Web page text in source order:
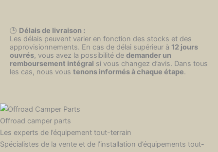
🕒 Délais de livraison :
Les délais peuvent varier en fonction des stocks et des
approvisionnements. En cas de délai supérieur à 12 jours
ouvrés, vous avez la possibilité de demander un
remboursement intégral si vous changez d’avis. Dans tous
les cas, nous vous tenons informés à chaque étape.
Offroad camper parts
Les experts de l’équipement tout-terrain
Spécialistes de la vente et de l’installation d’équipements tout-